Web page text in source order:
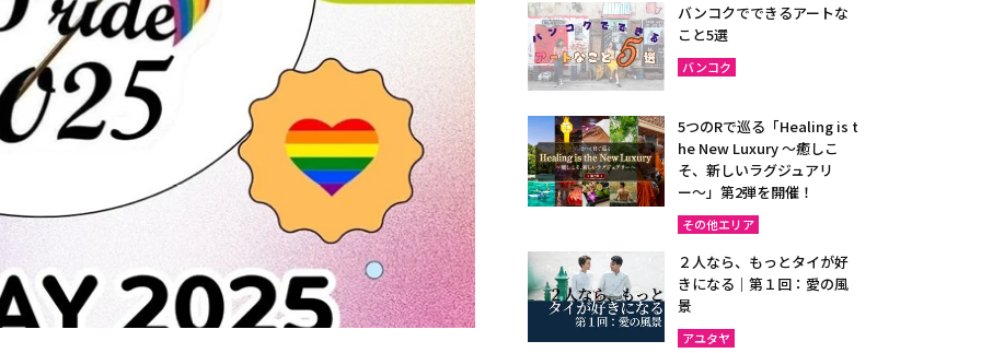
バンコクでできるアートな
こと5選
バンコク
5つのRで巡る「Healing is t
he New Luxury ～癒しこ
そ、新しいラグジュアリ
ー〜」第2弾を開催！
その他エリア
２人なら、もっとタイが好
きになる｜第１回：愛の風
景
アユタヤ